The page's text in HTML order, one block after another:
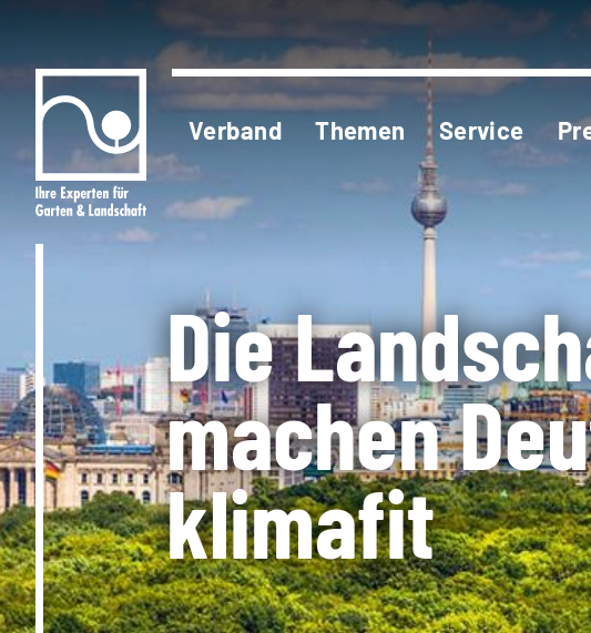
Verband Themen Service
Die
machen
klimafit